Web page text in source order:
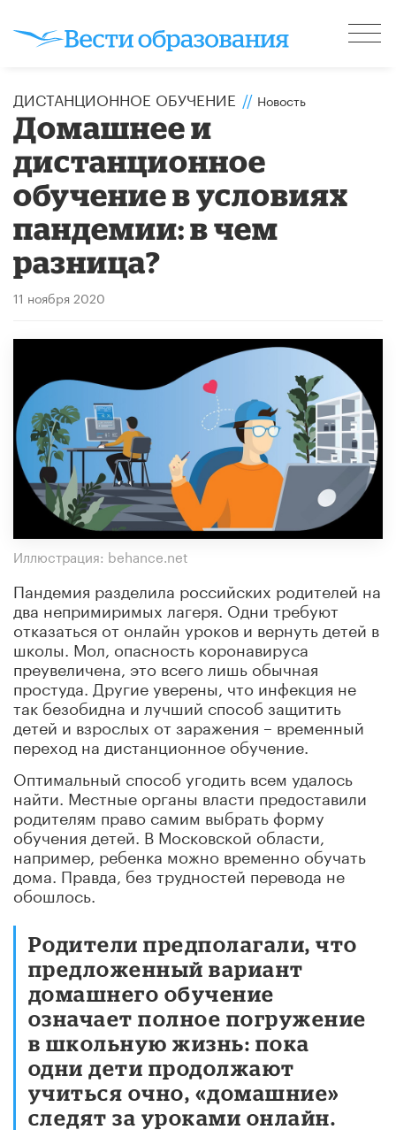
ДИСТАНЦИОННОЕ ОБУЧЕНИЕ // Новость
Домашнее и
дистанционное
обучение в условиях
пандемии: в чем
разница?
11 ноября 2020
Иллюстрация: behance.net
Пандемия разделила российских родителей на
два непримиримых лагеря. Одни требуют
отказаться от онлайн уроков и вернуть детей в
школы. Мол, опасность коронавируса
преувеличена, это всего лишь обычная
простуда. Другие уверены, что инфекция не
так безобидна и лучший способ защитить
детей и взрослых от заражения – временный
переход на дистанционное обучение.
Оптимальный способ угодить всем удалось
найти. Местные органы власти предоставили
родителям право самим выбрать форму
обучения детей. В Московской области,
например, ребенка можно временно обучать
дома. Правда, без трудностей перевода не
обошлось.
Родители предполагали, что
предложенный вариант
домашнего обучение
означает полное погружение
в школьную жизнь: пока
одни дети продолжают
учиться очно, «домашние»
следят за уроками онлайн.